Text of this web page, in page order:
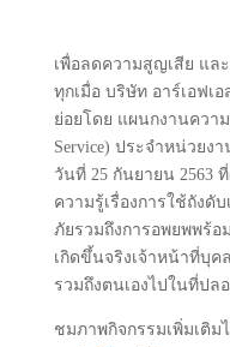
เพื่อลดความสูญเสีย แล
ทุกเมื่อ บริษัท อาร์เอฟเ
ย่อยโดย แผนกงานควา
Service) ประจำหน่วยงา
วันที่25 กันยายน 2563
ความรู้เรื่องการใช้ถังดั
ภัยรวมถึงการอพยพพร้อ
เกิดขึ้นจริงเจ้าหน้าที่บุค
รวมถึงตนเองไปในที่ปล
ชมภาพกิจกรรมเพิ่มเติม